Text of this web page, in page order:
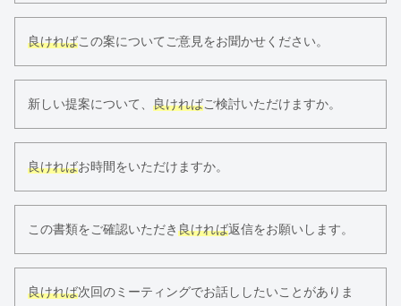
良ければこの案についてご意見をお聞かせください。
新しい提案について、 良ければご検討いただけますか。
良ければお時間をいただけますか。
この書類をご確認いただき良ければ返信をお願いします。
良ければ次回のミーティングでお話ししたいことがありま